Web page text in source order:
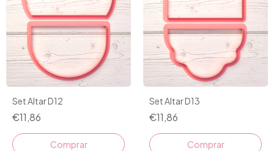
Set Altar D12
€11,86
Comprar
Set Altar D13
€11,86
Comprar